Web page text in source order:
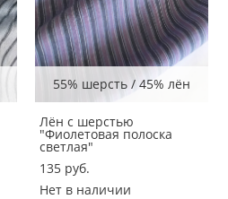
55% шерсть / 45% лён
Лён с шерстью
"Фиолетовая полоска
светлая"
135 pуб.
Нет в наличии